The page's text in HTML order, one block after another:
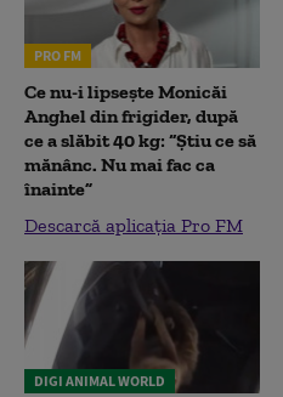
PRO FM
Ce nu-i lipsește Monicăi
Anghel din frigider, după
ce a slăbit 40 kg: “Știu ce să
mănânc. Nu mai fac ca
înainte”
Descarcă aplicația Pro FM
DIGI ANIMAL WORLD